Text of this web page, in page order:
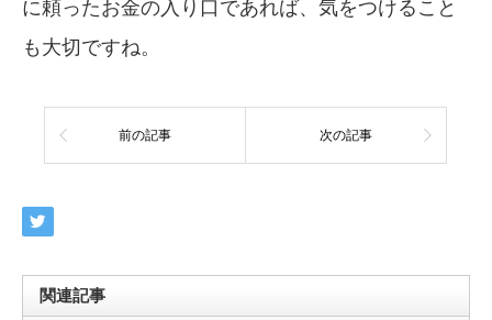
に頼ったお金の入り口であれば、気をつけること
も大切ですね。
前の記事 次の記事
関連記事